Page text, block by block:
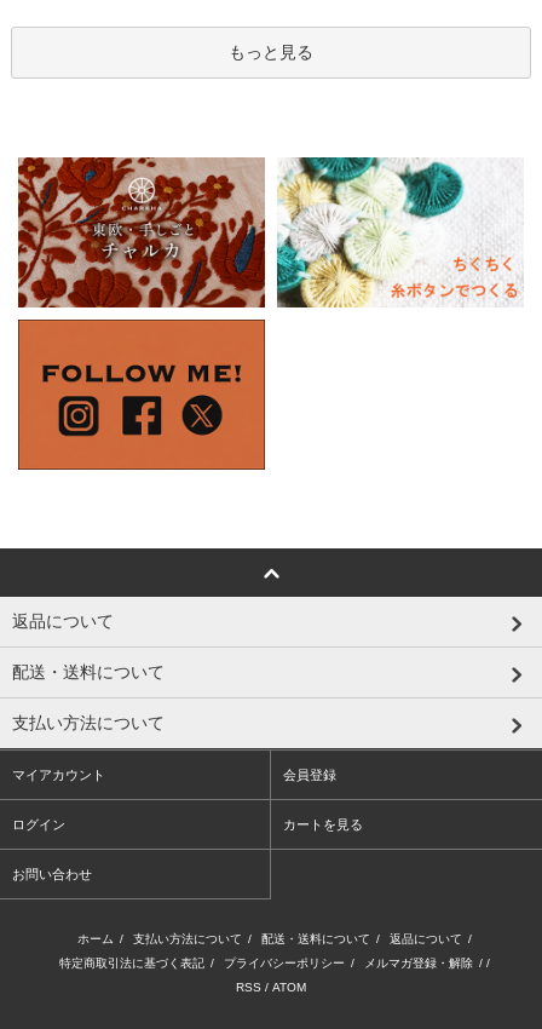
もっと見る
返品について
配送・送料について
支払い方法について
マイアカウント 会員登録
ログイン カートを見る
お問い合わせ
ホーム / 支払い方法について / 配送・送料について / 返品について /
特定商取引法に基づく表記 / プライバシーポリシー / メルマガ登録・解除 / /
RSS / ATOM